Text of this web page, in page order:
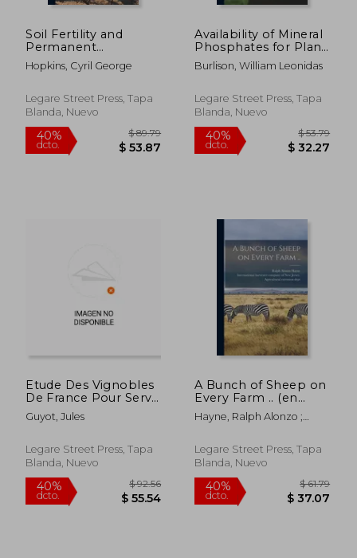
40% 40%
45%
dcto.
$ 253.48 40%
dcto.
Soil Fertility and
Permanent
Agriculture (en
Inglés)
Hopkins, Cyril George
Legare Street Press, Tapa
Blanda, Nuevo
Availability of Mineral
Phosphates for Plant
Nutrition (en Inglés)
Burlison, William Leonidas
Legare Street Press, Tapa
Blanda, Nuevo
Etude Des Vignobles
De France Pour Servir
a L'enseignement
Mutuel De La
Vinification
Francaises; Volume 2
Guyot, Jules
Legare Street Press, Tapa
Blanda, Nuevo
A Bunch of Sheep on
Every Farm .. (en
Inglés)
Hayne, Ralph Alonzo ;
Company Of Ne
Legare Street Press, Tapa
Blanda, Nuevo